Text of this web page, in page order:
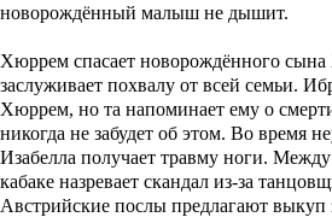
новорождённый малыш не дышит.
Хюррем спасает новорождённого
заслуживает похвалу от всей семьи.
Хюррем, но та напоминает ему о
никогда не забудет об этом. Во время
Изабелла получает травму ноги.
кабаке назревает скандал из-за
Австрийские послы предлагают выкуп